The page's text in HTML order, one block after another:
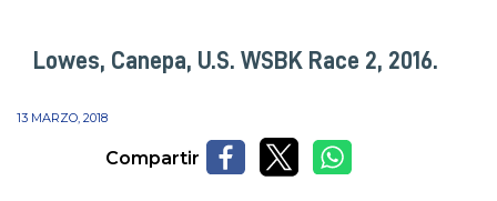
Lowes, Canepa, U.S. WSBK Race 2, 2016.
13 MARZO, 2018
Compartir